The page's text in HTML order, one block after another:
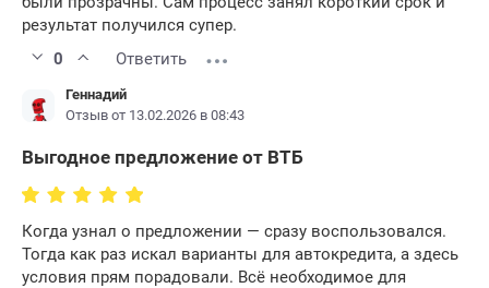
результат получился супер.
0
Ответить
Геннадий
Отзыв от 13.02.2026 в 08:43
Выгодное предложение от ВТБ
Когда узнал о предложении — сразу воспользовался.
Тогда как раз искал варианты для автокредита, а здесь
условия прям порадовали. Всё необходимое для